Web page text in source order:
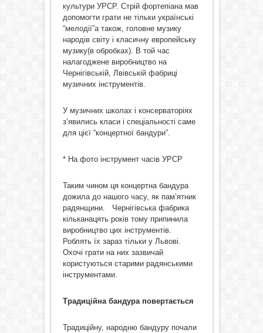
культури УРСР. Стрій фортепіана мав
допомогти грати не тільки українські
“мелодії”а також, головне музику
народів світу і класичну европейську
музику(в обробках). В той час
налагоджене виробництво на
Чернігівській, Лвівській фабриці
музичних інструментів.
У музичних школах і консерваторіях
з’явились класи і спеціальності саме
для цієї “концертної бандури”.
* На фото інструмент часів УРСР
Таким чином ця концертна бандура
дожила до нашого часу, як пам’ятник
радянщини. Чернігівська фабрика
кільканацять років тому припинила
виробництво цих інструментів.
Роблять їх зараз тільки у Львові.
Охочі грати на них зазвичай
користуються старими радянськими
інструментами.
Традиційна бандура повертається
Традиційну, народню бандуру почали